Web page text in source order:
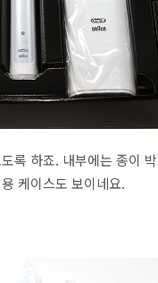
록 하죠. 내부에는 종이
케이스도 보이네요.